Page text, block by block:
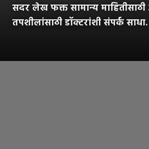
सदर लेख फक्त सामान्य
तपशीलांसाठी डॉक्टरांशी संपर्क साधा.